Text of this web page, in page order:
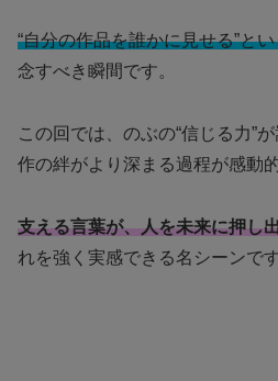
“自分の作品を誰かに見せる”と
念すべき瞬間です。
この回では、のぶの“信じる力”
作の絆がより深まる過程が感動
支える言葉が、人を未来に押し
れを強く実感できる名シーンです